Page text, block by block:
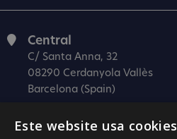
Central
C/ Santa Anna, 32
08290 Cerdanyola Vallès
Barcelona (Spain)
C/ Josep Estivill, 11-13
Este website usa cookies